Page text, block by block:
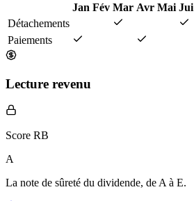
Jan Fév Mar Avr Mai Jui
Détachements
Paiements
Lecture revenu
Score RB
A
La note de sûreté du dividende, de A à E.